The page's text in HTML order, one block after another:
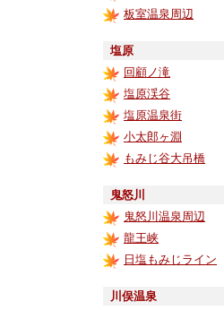
板室温泉周辺
塩原
回顧ノ滝
塩原渓谷
塩原温泉街
小太郎ヶ淵
もみじ谷大吊橋
鬼怒川
鬼怒川温泉周辺
龍王峡
日塩もみじライン
川俣温泉